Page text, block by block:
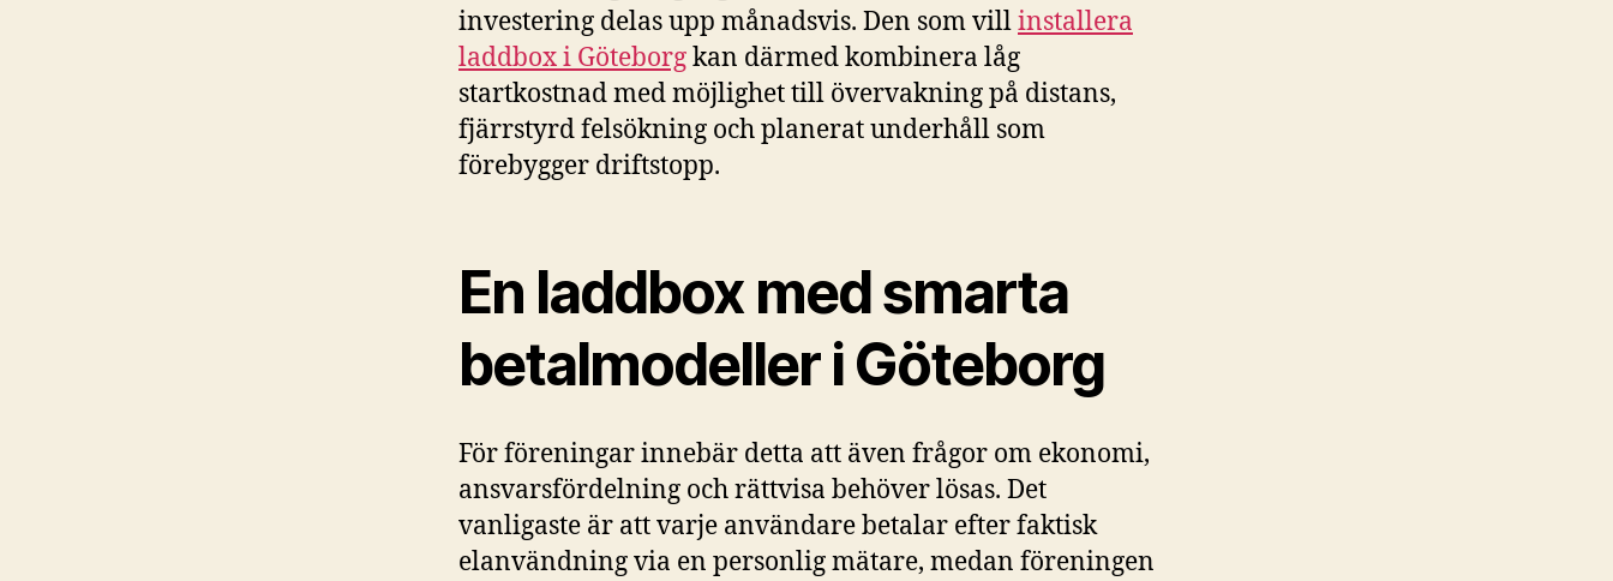
investering delas upp månadsvis. Den som villinstallera
laddbox i Göteborgkan därmed kombinera låg
startkostnad med möjlighet till övervakning på distans,
fjärrstyrd felsökning och planerat underhåll som
förebygger driftstopp.
En laddbox med smarta
betalmodeller i Göteborg
För föreningar innebär detta att även frågor om ekonomi,
ansvarsfördelning och rättvisa behöver lösas. Det
vanligaste är att varje användare betalar efter faktisk
elanvändning via en personlig mätare, medan föreningen